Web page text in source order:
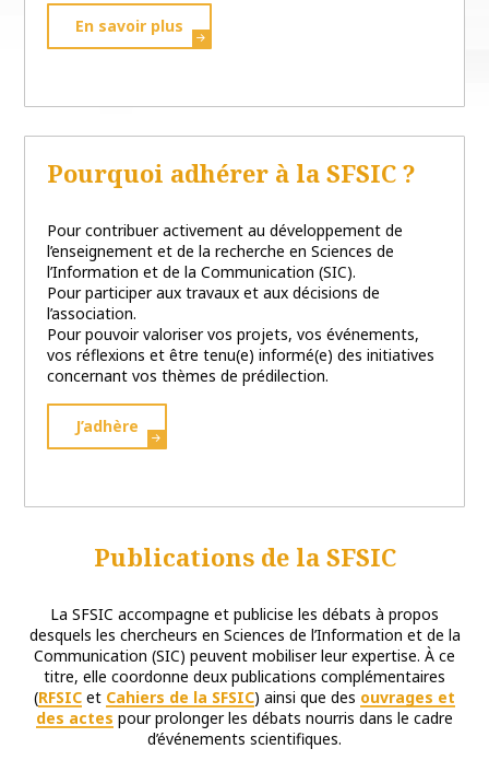
En savoir plus
Pourquoi adhérer à la SFSIC ?
Pour contribuer activement au développement de
l’enseignement et de la recherche en Sciences de
l’Information et de la Communication (SIC).
Pour participer aux travaux et aux décisions de
l’association.
Pour pouvoir valoriser vos projets, vos événements,
vos réflexions et être tenu(e) informé(e) des initiatives
concernant vos thèmes de prédilection.
J’adhère
Publications de la SFSIC
La SFSIC accompagne et publicise les débats à propos
desquels les chercheurs en Sciences de l’Information et de la
Communication (SIC) peuvent mobiliser leur expertise. À ce
titre, elle coordonne deux publications complémentaires
(RFSIC et Cahiers de la SFSIC) ainsi que des ouvrages et
des actes pour prolonger les débats nourris dans le cadre
d’événements scientifiques.